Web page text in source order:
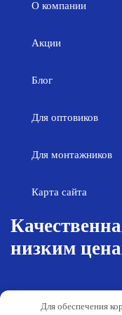
О компании
Акции
Блог
Для оптовиков
Для монтажников
Карта сайта
низким
Для обеспечения